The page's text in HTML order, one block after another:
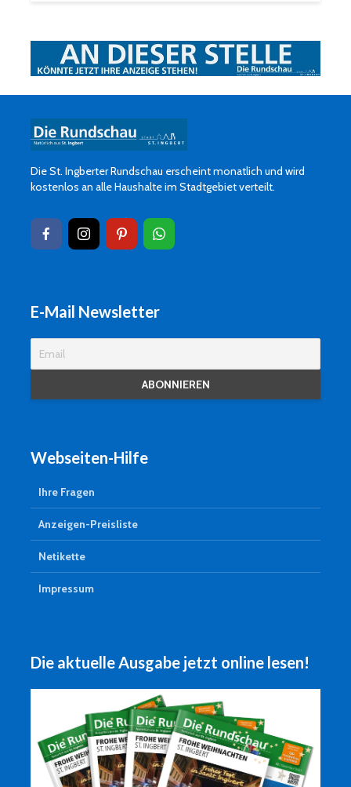
Die St. Ingberter Rundschau erscheint monatlich und wird
kostenlos an alle Haushalte im Stadtgebiet verteilt.
E-Mail Newsletter
Webseiten-Hilfe
Ihre Fragen
Anzeigen-Preisliste
Netikette
Impressum
Die aktuelle Ausgabe jetzt online lesen!